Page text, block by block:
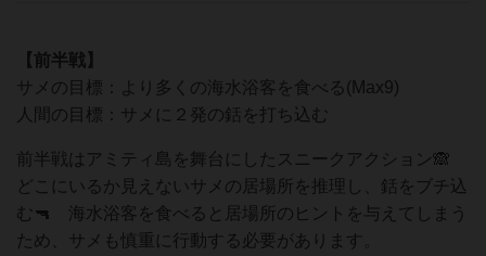
【前半戦】
サメの目標：より多くの海水浴客を食べる(Max9)
人間の目標：サメに２発の銛を打ち込む
前半戦はアミティ島を舞台にしたスニークアクション🙈
どこにいるか見えないサメの居場所を推理し、銛をブチ込
む🔫 海水浴客を食べると居場所のヒントを与えてしまう
ため、サメも慎重に行動する必要があります。